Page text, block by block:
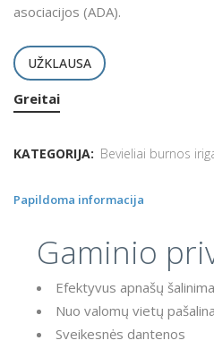
asociacijos (ADA).
UŽKLAUSA
Greitai
KATEGORIJA: Bevieliai burnos
Papildoma informacija
Gaminio
Efektyvus apnašų
Nuo valomų vietų
Sveikesnės dantenos